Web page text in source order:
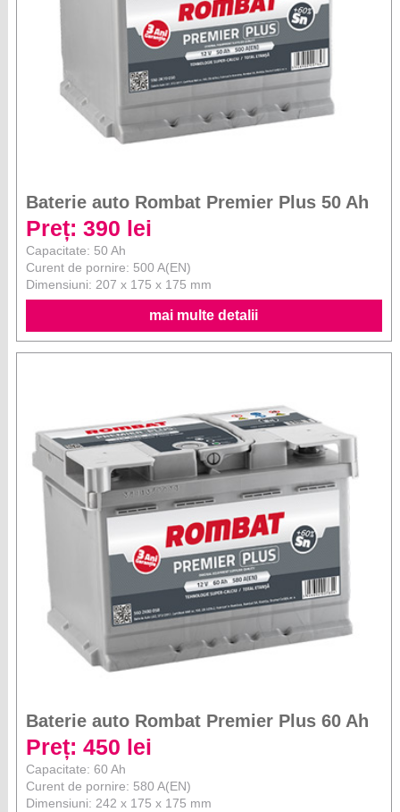
Baterie auto Rombat Premier Plus 50 Ah
Preț: 390 lei
Capacitate: 50 Ah
Curent de pornire: 500 A(EN)
Dimensiuni: 207 x 175 x 175 mm
mai multe detalii
Baterie auto Rombat Premier Plus 60 Ah
Preț: 450 lei
Capacitate: 60 Ah
Curent de pornire: 580 A(EN)
Dimensiuni: 242 x 175 x 175 mm